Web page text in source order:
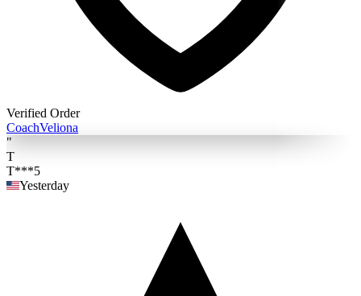
Verified Order
CoachVeliona
"
T
T***5
Yesterday